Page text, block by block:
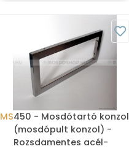
MS450 - Mosdótartó konzol
(mosdópult konzol) -
Rozsdamentes acél-